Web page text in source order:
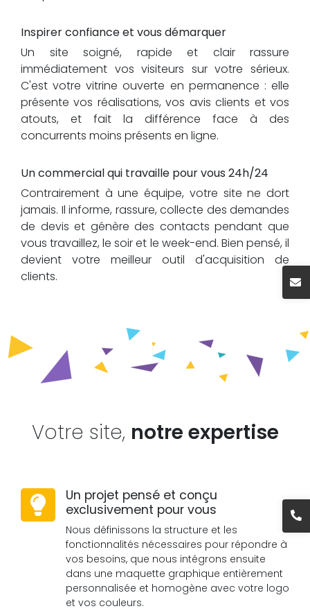
Inspirer confiance et vous démarquer
Un site soigné, rapide et clair rassure
immédiatement vos visiteurs sur votre sérieux.
C'est votre vitrine ouverte en permanence : elle
présente vos réalisations, vos avis clients et vos
atouts, et fait la différence face à des
concurrents moins présents en ligne.
Un commercial qui travaille pour vous 24h/24
Contrairement à une équipe, votre site ne dort
jamais. Il informe, rassure, collecte des demandes
de devis et génère des contacts pendant que
vous travaillez, le soir et le week-end. Bien pensé, il
devient votre meilleur outil d'acquisition de
clients.
Votre site, notre expertise
Un projet pensé et conçu
exclusivement pour vous
Nous définissons la structure et les
fonctionnalités nécessaires pour répondre à
vos besoins, que nous intégrons ensuite
dans une maquette graphique entièrement
personnalisée et homogène avec votre logo
et vos couleurs.